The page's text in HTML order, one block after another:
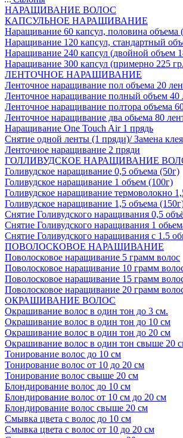
НАРАЩИВАНИЕ ВОЛОС
КАПСУЛЬНОЕ НАРАЩИВАНИЕ
Наращивание 60 капсул, половина объема
Наращивание 120 капсул, стандартный
Наращивание 240 капсул (двойной объем
Наращивание 300 капсул (примерно 225
ЛЕНТОЧНОЕ НАРАЩИВАНИЕ
Ленточное наращивание пол объема 20
Ленточное наращивание полный объем 40
Ленточное наращивание полтора объема
Ленточное наращивание два обьема 80
Наращивание One Touch Air 1 прядь
Снятие одной ленты (1 пряди)/ Замена
Ленточное наращивание 2 пряди
ГОЛЛИВУДСКОЕ НАРАЩИВАНИЕ
Голивудское наращивание 0,5 объема (50г)
Голивудское наращивание 1 объем (100г)
Голивудское наращивание термоволокно
Голивудское наращивание 1,5 объема
Снятие Голивудского наращивания 0,5
Снятие Голивудского наращивания 1
Снятие Голивудского наращивания с 1.5
ПОВОЛОСКОВОЕ НАРАЩИВАНИЕ
Поволосковое наращивание 5 грамм волос
Поволосковое наращивание 10 грамм
Поволосковое наращивание 15 грамм
Поволосковое наращивание 20 грамм
ОКРАШИВАНИЕ ВОЛОС
Окрашивание волос в один тон до 3 см.
Окрашивание волос в один тон до 10 см
Окрашивание волос в один тон до 20 см
Окрашивание волос в один тон свыше 20
Тонирование волос до 10 см
Тонирование волос от 10 до 20 см
Тонирование волос свыше 20 см
Блондирование волос до 10 см
Блондирование волос от 10 см до 20 см
Блондирование волос свыше 20 см
Смывка цвета с волос до 10 см
Смывка цвета с волос от 10 до 20 см